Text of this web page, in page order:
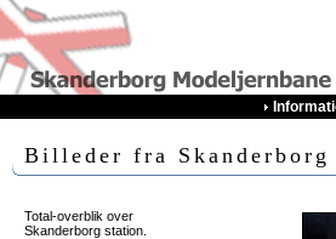
Billeder fra Skanderborg
Total-overblik over
Skanderborg station.